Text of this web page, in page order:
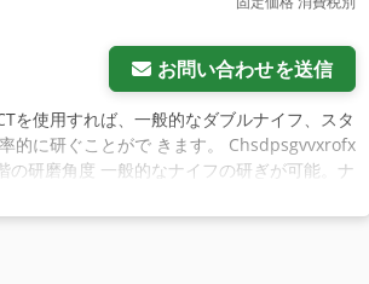
お問い合わせを送信
を使用すれば、一般的なダブルナイフ、スタ
的に研ぐことがで きます。 Chsdpsgvvxrofx
研磨角度 一般的なナイフの研ぎが可能。ナ
イフの研削角度は、クイック切替スイ ッチ
み取れます。研削深さも無段階で調整できま
ーケンスにより、常に均一な研磨を素早く
の形状 が崩れ、刃が損傷します。 特殊ボー